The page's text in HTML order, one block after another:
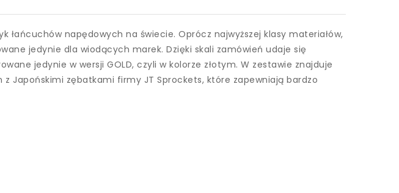
łańcuchów napędowych na świecie. Oprócz najwyższej klasy materiałów,
jedynie dla wiodących marek. Dzięki skali zamówień udaje się
jedynie w wersji GOLD, czyli w kolorze złotym. W zestawie znajduje
Japońskimi zębatkami firmy JT Sprockets, które zapewniają bardzo